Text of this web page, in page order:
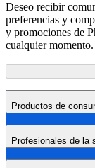
Deseo recibir
preferencias y
y promociones de
cualquier momento.
Productos de
Profesionales de la